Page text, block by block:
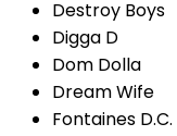
Destroy Boys
Digga D
Dom Dolla
Dream Wife
Fontaines D.C.